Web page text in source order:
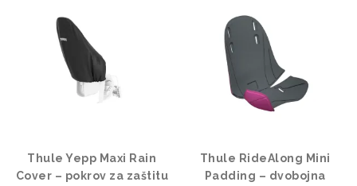
Thule Yepp Maxi Rain
Cover – pokrov za zaštitu
Thule RideAlong Mini
Padding – dvobojna